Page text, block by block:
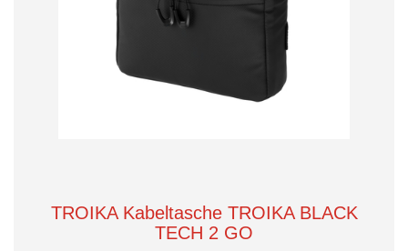
TROIKA Kabeltasche TROIKA BLACK
TECH 2 GO